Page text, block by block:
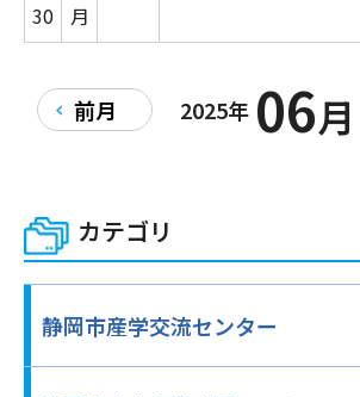
カテゴリ
静岡市産学交流センター
30
月
2025年 06月
前月